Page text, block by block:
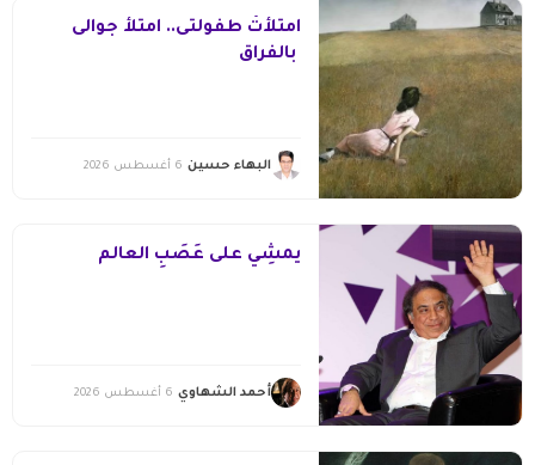
امتلأتْ طفولتى.. امتلأ جوالى
بالفراق
البهاء حسين 6 أغسطس 2026
يمشِي على عَصَبِ العالم
أحمد الشهاوي 6 أغسطس 2026